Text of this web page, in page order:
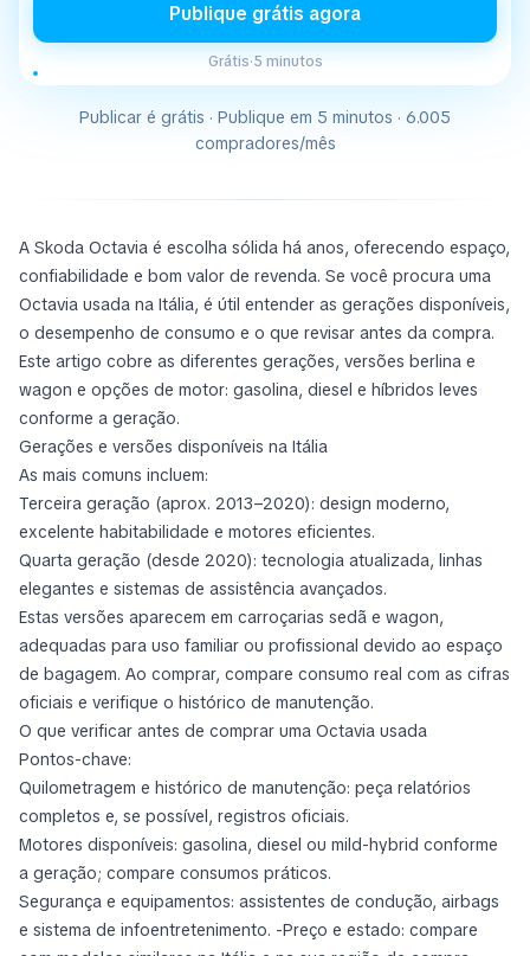
Publique grátis agora
Grátis·5 minutos
Publicar é grátis · Publique em 5 minutos · 6.005
compradores/mês
A Skoda Octavia é escolha sólida há anos, oferecendo espaço,
confiabilidade e bom valor de revenda. Se você procura uma
Octavia usada na Itália, é útil entender as gerações disponíveis,
o desempenho de consumo e o que revisar antes da compra.
Este artigo cobre as diferentes gerações, versões berlina e
wagon e opções de motor: gasolina, diesel e híbridos leves
conforme a geração.
Gerações e versões disponíveis na Itália
As mais comuns incluem:
Terceira geração (aprox. 2013–2020): design moderno,
excelente habitabilidade e motores eficientes.
Quarta geração (desde 2020): tecnologia atualizada, linhas
elegantes e sistemas de assistência avançados.
Estas versões aparecem em carroçarias sedã e wagon,
adequadas para uso familiar ou profissional devido ao espaço
de bagagem. Ao comprar, compare consumo real com as cifras
oficiais e verifique o histórico de manutenção.
O que verificar antes de comprar uma Octavia usada
Pontos-chave:
Quilometragem e histórico de manutenção: peça relatórios
completos e, se possível, registros oficiais.
Motores disponíveis: gasolina, diesel ou mild-hybrid conforme
a geração; compare consumos práticos.
Segurança e equipamentos: assistentes de condução, airbags
e sistema de infoentretenimento. -Preço e estado: compare